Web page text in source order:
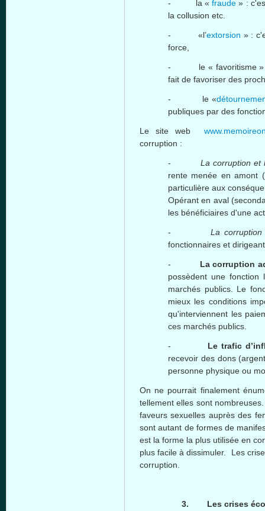
- la «fraude » :
la collusion etc.
- «l’extorsion » :
force,
- le « favoritisme»
fait de favoriser des
- le «
publiques par des
Le site web
corruption :
- La corruption
rente menée en amont
particulière aux
Opérant en aval
les bénéficiaires d'une
-La
fonctionnaires et
- La corruption
possèdent une
marchés publics. Le
mieux les conditions
qu'interviennent les
ces marchés publics.
- Le trafic
recevoir des dons
personne physique ou
On ne pourrait finalement
tellement elles sont
faveurs sexuelles auprès des
sont autant de formes de
est la forme la plus utilisée en
plus facile à dissimuler. Les
corruption.
3. Les crises